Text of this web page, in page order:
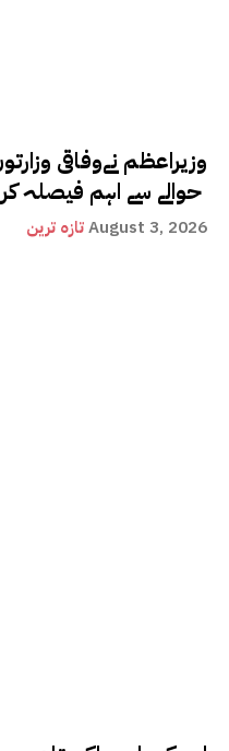
وزیراعظم نےوفاقی
تازہ ترینAugust 3, 2026